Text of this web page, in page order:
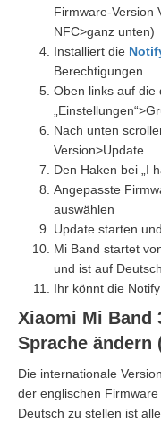
Firmware-Version
NFC>ganz unten)
Installiert die
Berechtigungen
Oben links auf die
Nach unten
Version>Update
Den Haken bei „I
Angepasste
auswählen
Update starten
Mi Band startet
und ist auf
Ihr könnt die
Xiaomi Mi Band
Sprache ändern
Die internationale
der englischen
Deutsch zu stellen ist